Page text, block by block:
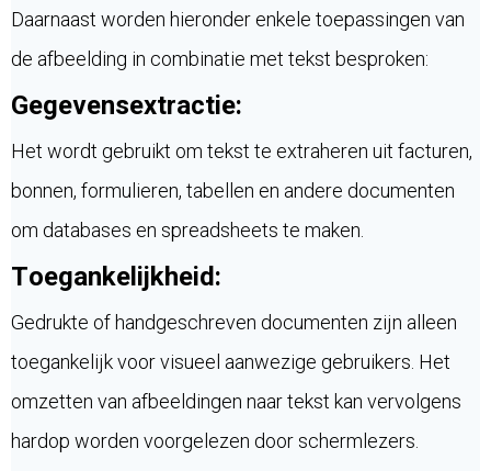
Daarnaast worden hieronder enkele toepassingen van
de afbeelding in combinatie met tekst besproken:
Gegevensextractie:
Het wordt gebruikt om tekst te extraheren uit facturen,
bonnen, formulieren, tabellen en andere documenten
om databases en spreadsheets te maken.
Toegankelijkheid:
Gedrukte of handgeschreven documenten zijn alleen
toegankelijk voor visueel aanwezige gebruikers. Het
omzetten van afbeeldingen naar tekst kan vervolgens
hardop worden voorgelezen door schermlezers.